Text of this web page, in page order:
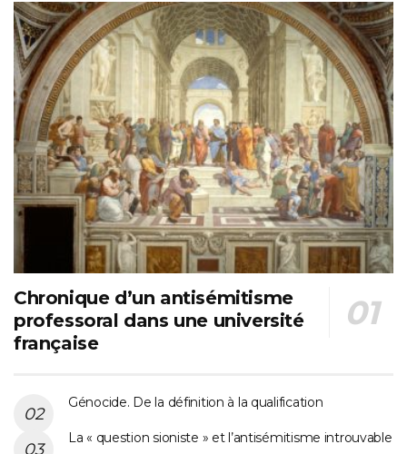
Chronique d’un antisémitisme
professoral dans une université
française
Génocide. De la définition à la qualification
La « question sioniste » et l’antisémitisme introuvable